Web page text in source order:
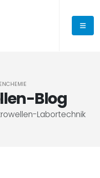
Blog
Labortechnik